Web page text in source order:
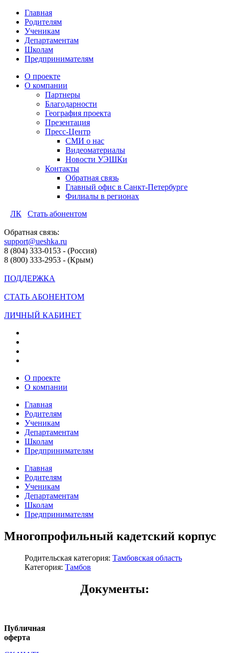
Главная
Родителям
Ученикам
Департаментам
Школам
Предпринимателям
О проекте
О компании
Партнеры
Благодарности
География проекта
Презентация
Пресс-Центр
СМИ о нас
Видеоматериалы
Новости УЭШКи
Контакты
Обратная связь
Главный офис в Санкт-Петербурге
Филиалы в регионах
ЛК
Стать абонентом
Обратная связь:
support@ueshka.ru
8 (804) 333-0153 - (Россия)
8 (800) 333-2953 - (Крым)
ПОДДЕРЖКА
СТАТЬ АБОНЕНТОМ
ЛИЧНЫЙ КАБИНЕТ
О проекте
О компании
Главная
Родителям
Ученикам
Департаментам
Школам
Предпринимателям
Главная
Родителям
Ученикам
Департаментам
Школам
Предпринимателям
Многопрофильный кадетский корпус
Родительская категория: Тамбовская область
Категория: Тамбов
Документы:
Публичная
оферта